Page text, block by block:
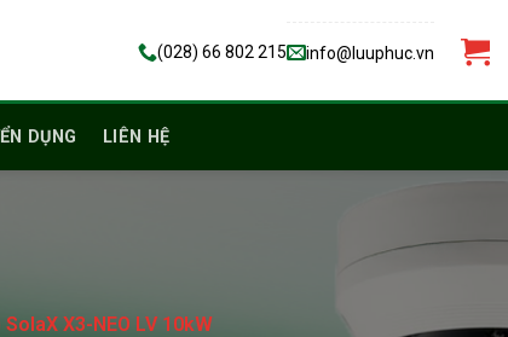
(028) 66 802 215 info@luuphuc.vn
DỤNG LIÊN HỆ
X3-NEO LV 10kW